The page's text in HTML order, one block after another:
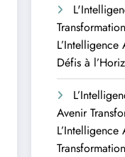
Défis à
Avenir